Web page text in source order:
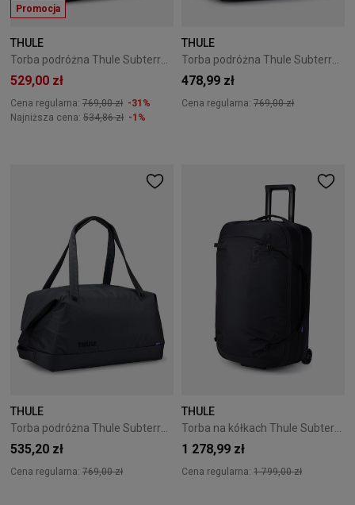
Promocja
THULE
529,00 zł
Cena regularna: 769,00 zł -31%
Najniższa cena: 534,86 zł -1%
THULE
478,99 zł
Cena regularna: 769,00 zł
THULE
535,20 zł
Cena regularna: 769,00 zł
THULE
1 278,99 zł
Cena regularna: 1 799,00 zł